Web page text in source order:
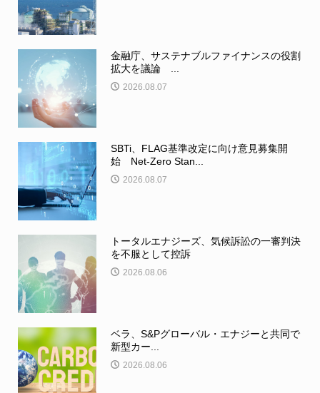
金融庁、サステナブルファイナンスの役割
拡大を議論 ...
2026.08.07
SBTi、FLAG基準改定に向け意見募集開
始 Net-Zero Stan...
2026.08.07
トータルエナジーズ、気候訴訟の一審判決
を不服として控訴
2026.08.06
ベラ、S&Pグローバル・エナジーと共同で
新型カー...
2026.08.06